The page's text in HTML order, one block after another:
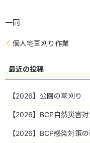
ハート
一同
個人宅草刈り作業
【2026】公園の草刈り
【2026】BCP自然災害
【2026】BCP感染対策